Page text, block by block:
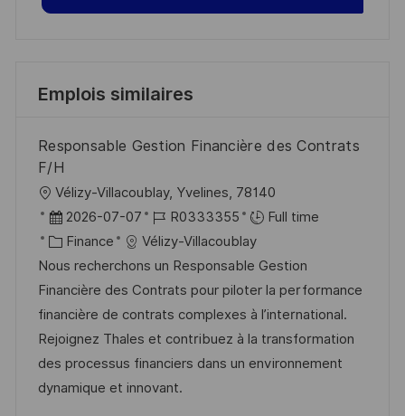
Emplois similaires
Responsable Gestion Financière des Contrats
F/H
o
c
a
l
i
s
a
t
Vélizy-Villacoublay, Yvelines, 78140
D
a
t
e
d
’
a
f
2026-07-07
R
é
f
é
r
e
n
c
R0333355
Full time
C
a
t
é
g
o
r
Finance
Vélizy-Villacoublay
Nous recherchons un Responsable Gestion
Financière des Contrats pour piloter la performance
financière de contrats complexes à l’international.
Rejoignez Thales et contribuez à la transformation
des processus financiers dans un environnement
dynamique et innovant.